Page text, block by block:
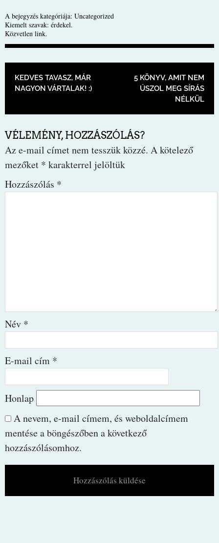
A bejegyzés kategóriája: Uncategorized
Kiemelt szavak: érdekel.
Közvetlen link.
BEJEGYZÉS NAVIGÁCIÓ
KEDVES TAVASZ, MÁR
NAGYON VÁRTALAK! :)
5 KÖNYV, AMIT NEM
ÚSZOL MEG SÍRÁS
NÉLKÜL
VÉLEMÉNY, HOZZÁSZÓLÁS?
Az e-mail címet nem tesszük közzé. A kötelező
mezőket * karakterrel jelöltük
Hozzászólás *
Név *
E-mail cím *
Honlap
A nevem, e-mail címem, és weboldalcímem
mentése a böngészőben a következő
hozzászólásomhoz.